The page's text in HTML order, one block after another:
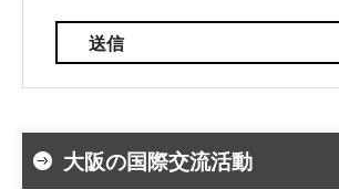
大阪の国際交流活動